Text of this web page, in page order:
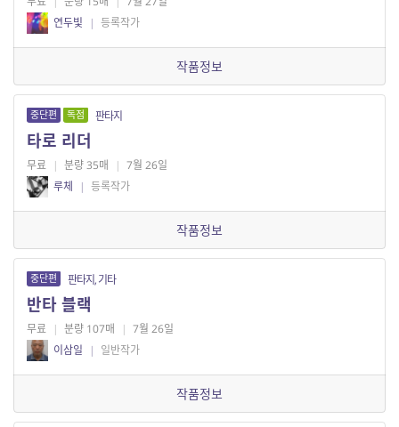
연두빛
| 등록작가
작품정보
중단편 독점 판타지
타로 리더
무료 | 분량 35매 | 7월 26일
루체
| 등록작가
작품정보
중단편 판타지, 기타
반타 블랙
무료 | 분량 107매 | 7월 26일
이삼일
| 일반작가
작품정보